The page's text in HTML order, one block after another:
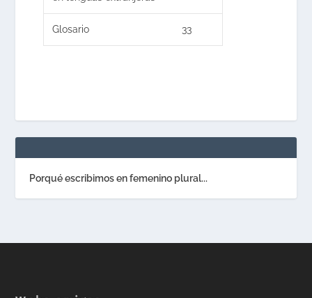
Glosario 33
Porqué escribimos en femenino plural...